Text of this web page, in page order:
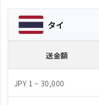
タイ
送金額
JPY 1 ~ 30,000